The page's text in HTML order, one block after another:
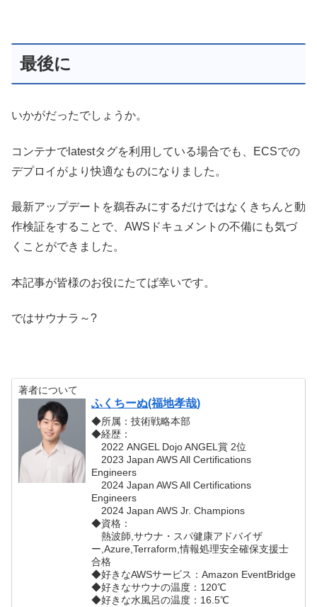
最後に
いかがだったでしょうか。
コンテナでlatestタグを利用している場合でも、ECSでの
デプロイがより快適なものになりました。
最新アップデートを鵜吞みにするだけではなくきちんと動
作検証をすることで、AWSドキュメントの不備にも気づ
くことができました。
本記事が皆様のお役にたてば幸いです。
ではサウナラ～?
著者について
ふくちーぬ(福地孝哉)
◆所属：技術戦略本部
◆経歴：
2022 ANGEL Dojo ANGEL賞 2位
2023 Japan AWS All Certifications
Engineers
2024 Japan AWS All Certifications
Engineers
2024 Japan AWS Jr. Champions
◆資格：
熱波師,サウナ・スパ健康アドバイザ
ー,Azure,Terraform,情報処理安全確保支援士
合格
◆好きなAWSサービス：Amazon EventBridge
◆好きなサウナの温度：120℃
◆好きな水風呂の温度：16.5℃